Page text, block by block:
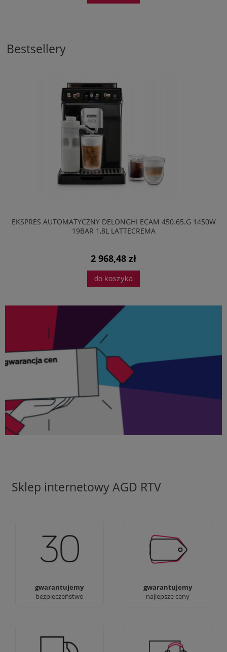
Bestsellery
EKSPRES AUTOMATYCZNY DELONGHI ECAM 450.65.G 1450W
19BAR 1,8L LATTECREMA
2 968,48 zł
do koszyka
Sklep internetowy AGD RTV
gwarantujemy
bezpieczeństwo
Jesteśmy firmą z 30-
gwarantujemy
najlepsze ceny
Ciężko pracujemy aby
zapewnić najlepsze